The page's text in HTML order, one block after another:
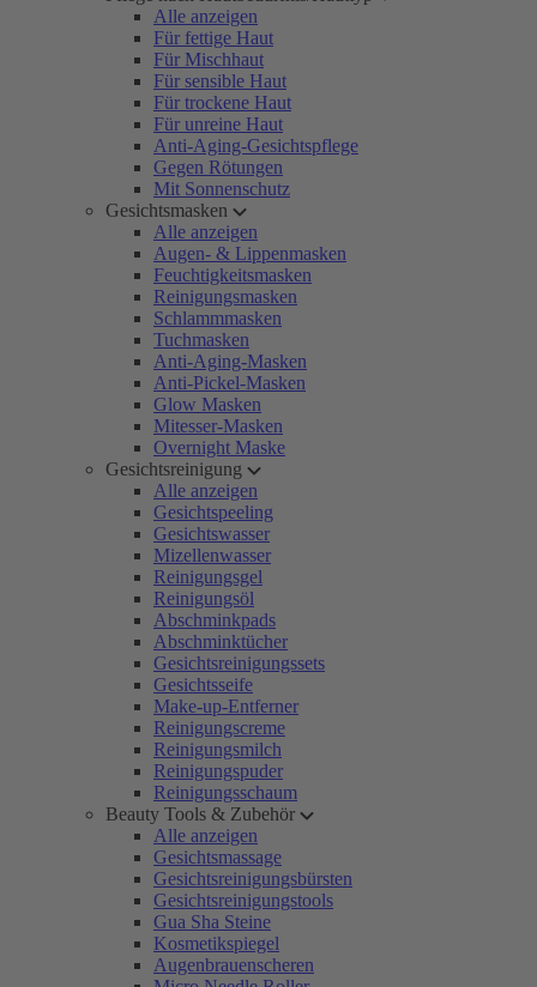
Alle anzeigen
Für fettige Haut
Für Mischhaut
Für sensible Haut
Für trockene Haut
Für unreine Haut
Anti-Aging-Gesichtspflege
Gegen Rötungen
Mit Sonnenschutz
Gesichtsmasken
Alle anzeigen
Augen- & Lippenmasken
Feuchtigkeitsmasken
Reinigungsmasken
Schlammmasken
Tuchmasken
Anti-Aging-Masken
Anti-Pickel-Masken
Glow Masken
Mitesser-Masken
Overnight Maske
Gesichtsreinigung
Alle anzeigen
Gesichtspeeling
Gesichtswasser
Mizellenwasser
Reinigungsgel
Reinigungsöl
Abschminkpads
Abschminktücher
Gesichtsreinigungssets
Gesichtsseife
Make-up-Entferner
Reinigungscreme
Reinigungsmilch
Reinigungspuder
Reinigungsschaum
Beauty Tools & Zubehör
Alle anzeigen
Gesichtsmassage
Gesichtsreinigungsbürsten
Gesichtsreinigungstools
Gua Sha Steine
Kosmetikspiegel
Augenbrauenscheren